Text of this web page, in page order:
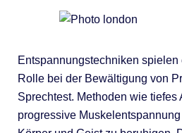
Entspannungstechniken
Rolle bei der Bewältigung von
Sprechtest. Methoden wie tiefes
progressive